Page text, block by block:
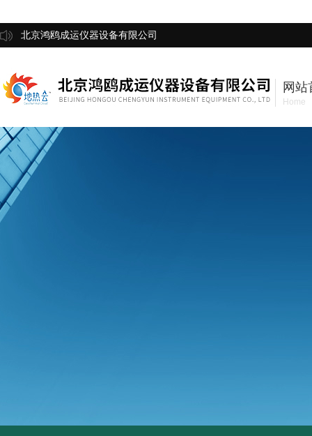
北京鸿鸥成运仪器设备有限公司
网站
Home